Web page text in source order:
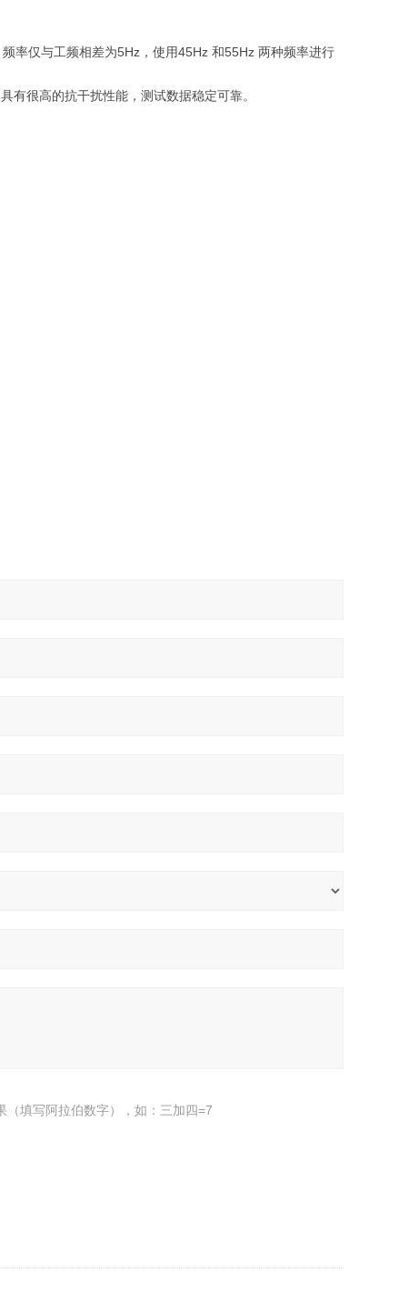
率仅与工频相差为5Hz，使用45Hz 和55Hz 两种频率进行
有很高的抗干扰性能，测试数据稳定可靠。
（填写阿拉伯数字），如：三加四=7